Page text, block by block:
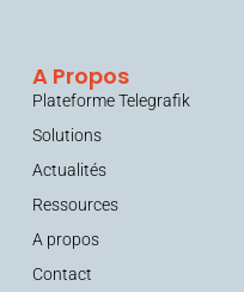
A Propos
Plateforme Telegrafik
Solutions
Actualités
Ressources
A propos
Contact